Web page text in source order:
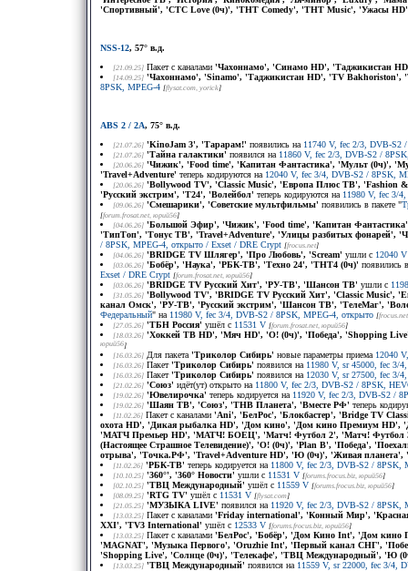
'Спортивный', 'СТС Love (0ч)', 'ТНТ Comedy', 'ТНТ Music', 'Ужасы
NSS-12, 57° в.д.
[21.09.25] Пакет с каналами 'Чахоннамо', 'Синамо HD', 'Таджикистан
[14.09.25] 'Чахоннамо', 'Sinamo', 'Таджикистан HD', 'TV
8PSK, MPEG-4 [flysat.com, yorick]
ABS 2 / 2A, 75° в.д.
[21.07.26] 'KinoJam 3', 'Тарарам!' появились на 11740 V, fec 2/3, DVB-S2
[21.07.26] 'Тайна галактики' появился на 11860 V, fec 2/3, DVB-S2 /
[20.06.26] 'Чижик', 'Food time', 'Капитан Фантастика', 'Мульт (0ч)',
'Travel+Adventure' теперь кодируются на 12040 V, fec 3/4, DVB-S2 / 8PSK,
[20.06.26] 'Bollywood TV', 'Classic Music', 'Европа Плюс ТВ', 'Fashion
'Русский экстрим', 'Т24', 'Волейбол' теперь кодируются на 11980 V, fec 3/
[09.06.26] 'Смешарики', 'Советские мультфильмы' появились в пакете "
[forum.frosat.net, юрий56]
[04.06.26] 'Большой Эфир', 'Чижик', 'Food time', 'Капитан
'ТипТоп', 'Тонус ТВ', 'Travel+Adventure', 'Улицы разбитых фонарей',
/ 8PSK, MPEG-4, открыто / Exset / DRE Crypt [frocus.net]
[04.06.26] 'BRIDGE TV Шлягер', 'Про Любовь', 'Scream' ушли с 12040 V
[03.06.26] 'Бобёр', 'Наука', 'РБК-ТВ', 'Техно 24', 'ТНТ4 (0ч)' появились
Exset / DRE Crypt [forum.frosat.net, юрий56]
[03.06.26] 'BRIDGE TV Русский Хит', 'РУ-ТВ', 'Шансон ТВ' ушли с
[31.05.26] 'Bollywood TV', 'BRIDGE TV Русский Хит', 'Classic
канал Oмск', 'РУ-ТВ', 'Русский экстрим', 'Шансон ТВ', 'ТелеМаг',
Федеральный" на 11980 V, fec 3/4, DVB-S2 / 8PSK, MPEG-4, открыто [frocus.net
[27.05.26] 'ТБН Россия' ушёл с 11531 V [forum.frosat.net, юрий56]
[18.03.26] 'Хоккей ТВ HD', 'Мяч HD', 'О! (0ч)', 'Победа', 'Shopping
юрий56]
[16.03.26] Для пакета 'Триколор Сибирь' новые параметры приема 12040
[16.03.26] Пакет'Триколор Сибирь' появился на 11980 V, sr 45000, fec 3/
[16.03.26] Пакет'Триколор Сибирь' появился на 12030 V, sr 27500, fec 3/
[21.02.26] 'Союз' идёт(ут) открыто на 11800 V, fec 2/3, DVB-S2 / 8PSK,
[19.02.26] 'Ювелирочка' теперь кодируется на 11920 V, fec 2/3, DVB-S2 /
[19.02.26] 'Шаян ТВ', 'Союз', 'ТНВ Планета', 'Вместе РФ' теперь
[11.02.26] Пакет с каналами 'Ani', 'БелРос', 'Блокбастер', 'Bridge TV
охота HD', 'Дикая рыбалка HD', 'Дом кино', 'Дом кино Премиум
'МАТЧ Премьер HD', 'МАТЧ! БОЕЦ', 'Матч! Футбол 2', 'Матч! Футбол
(Настоящее Страшное Телевидение)', 'О! (0ч)', 'Plan B', 'Победа',
отрыва', 'Точка.РФ', 'Travel+Adventure HD', 'Ю (0ч)', 'Живая планета',
[11.02.26] 'РБК-ТВ' теперь кодируется на 11800 V, fec 2/3, DVB-S2 / 8PSK,
[10.10.25] '360°', '360° Новости' ушли с 11531 V [forums.frocus.biz, юрий56]
[02.10.25] 'ТВЦ Международный' ушёл с 11559 V [forums.frocus.biz, юрий56]
[08.09.25] 'RTG TV' ушёл с 11531 V [flysat.com]
[21.05.25] 'МУЗЫКА LIVE' появился на 11920 V, fec 2/3, DVB-S2 / 8PSK,
[13.03.25] Пакет с каналами 'Friday international', 'Конный Мир',
XXI', 'TV3 International' ушёл с 12533 V [forums.frocus.biz, юрий56]
[13.03.25] Пакет с каналами 'БелРос', 'Бобёр', 'Дом Кино Int', 'Дом кино
'MAGNAT', 'Музыка Первого', 'Oruzhie Int', 'Первый канал СНГ',
'Shopping Live', 'Солнце (0ч)', 'Телекафе', 'ТВЦ Международный', 'Ю
[13.03.25] 'ТВЦ Международный' появился на 11559 V, sr 22000, fec 3/4,